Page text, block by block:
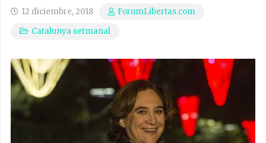
12 diciembre, 2018
ForumLibertas.com
Catalunya setmanal